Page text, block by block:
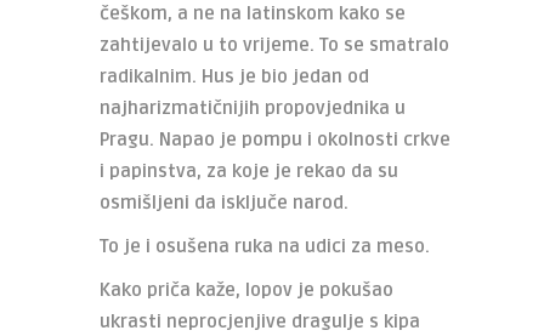
češkom, a ne na latinskom kako se
zahtijevalo u to vrijeme. To se smatralo
radikalnim. Hus je bio jedan od
najharizmatičnijih propovjednika u
Pragu. Napao je pompu i okolnosti crkve
i papinstva, za koje je rekao da su
osmišljeni da isključe narod.
To je i osušena ruka na udici za meso.
Kako priča kaže, lopov je pokušao
ukrasti neprocjenjive dragulje s kipa